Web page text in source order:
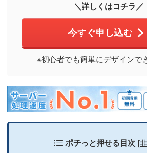
＼詳しくはコチラ／
今すぐ申し込む
※初心者でも簡単にデザインで
ポチっと押せる目次 [